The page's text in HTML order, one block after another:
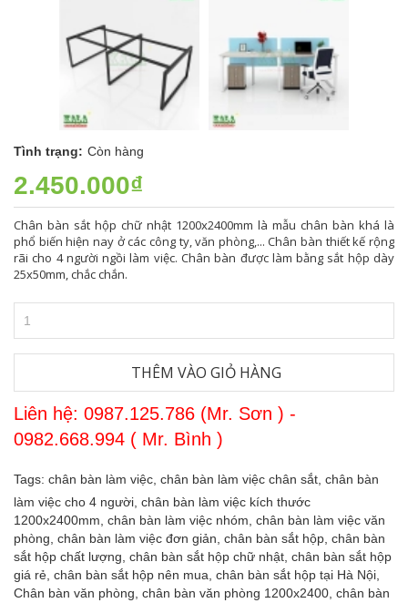
Tình trạng: Còn hàng
2.450.000₫
Chân bàn sắt hộp chữ nhật 1200x2400mm là mẫu chân bàn khá là
phổ biến hiện nay ở các công ty, văn phòng,... Chân bàn thiết kế rộng
rãi cho 4 người ngồi làm việc. Chân bàn được làm bằng sắt hộp dày
25x50mm, chắc chắn.
THÊM VÀO GIỎ HÀNG
Liên hệ: 0987.125.786 (Mr. Sơn ) -
0982.668.994 ( Mr. Bình )
Tags: chân bàn làm việc, chân bàn làm việc chân sắt, chân bàn
làm việc cho 4 người, chân bàn làm việc kích thước
1200x2400mm, chân bàn làm việc nhóm, chân bàn làm việc văn
phòng, chân bàn làm việc đơn giản, chân bàn sắt hộp, chân bàn
sắt hộp chất lượng, chân bàn sắt hộp chữ nhật, chân bàn sắt hộp
giá rẻ, chân bàn sắt hộp nên mua, chân bàn sắt hộp tại Hà Nội,
Chân bàn văn phòng, chân bàn văn phòng 1200x2400, chân bàn